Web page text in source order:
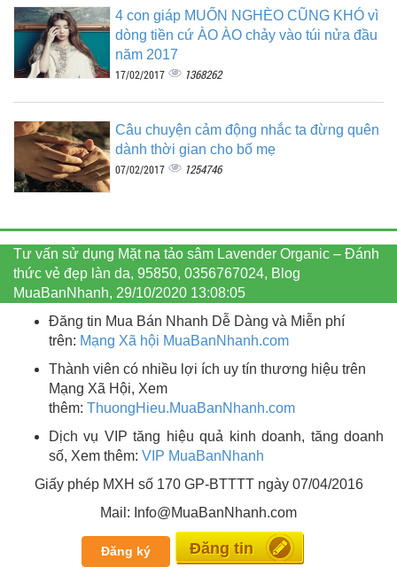
4 con giáp MUỐN NGHÈO CŨNG KHÓ vì
dòng tiền cứ ÀO ÀO chảy vào túi nửa đầu
năm 2017
17/02/2017 1368262
Câu chuyện cảm động nhắc ta đừng quên
dành thời gian cho bố mẹ
07/02/2017 1254746
Tư vấn sử dụng Mặt nạ tảo sâm Lavender Organic – Đánh
thức vẻ đẹp làn da, 95850, 0356767024, Blog
MuaBanNhanh, 29/10/2020 13:08:05
Đăng tin Mua Bán Nhanh Dễ Dàng và Miễn phí
trên: Mạng Xã hội MuaBanNhanh.com
Thành viên có nhiều lợi ích uy tín thương hiệu trên
Mạng Xã Hội, Xem
thêm: ThuongHieu.MuaBanNhanh.com
Dịch vụ VIP tăng hiệu quả kinh doanh, tăng doanh
số, Xem thêm: VIP MuaBanNhanh
Giấy phép MXH số 170 GP-BTTTT ngày 07/04/2016
Mail: Info@MuaBanNhanh.com
Đăng ký Miễn phí